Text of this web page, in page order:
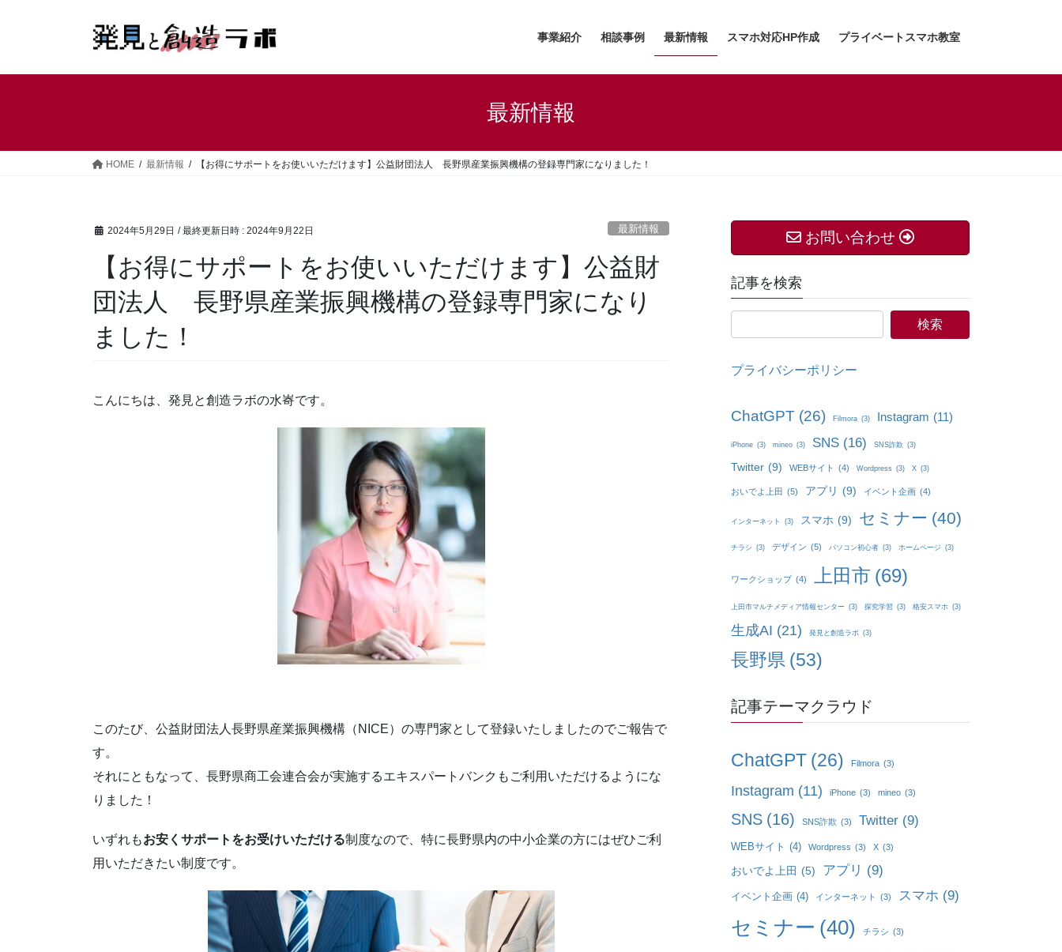
事業紹介 相談事例 最新情報 スマホ対応HP作成 プライベートスマホ教室
最新情報
HOME 最新情報 【お得にサポートをお使いいただけます】公益財団法人 長野県産業振興機構の登録専門家になりました！
2024年5月29日 / 最終更新日時 : 2024年9月22日 最新情報
【お得にサポートをお使いいただけます】公益財
団法人 長野県産業振興機構の登録専門家になり
ました！
こんにちは、発見と創造ラボの水㟢です。
このたび、公益財団法人長野県産業振興機構（NICE）の専門家として登録いたしましたのでご報告で
す。
それにともなって、長野県商工会連合会が実施するエキスパートバンクもご利用いただけるようにな
りました！
いずれもお安くサポートをお受けいただける制度なので、特に長野県内の中小企業の方にはぜひご利
用いただきたい制度です。
お問い合わせ
記事を検索
プライバシーポリシー
ChatGPT (26) Filmora (3) Instagram (11)
iPhone (3) mineo (3) SNS (16) SNS詐欺 (3)
Twitter (9) WEBサイト (4) Wordpress (3) X (3)
おいでよ上田 (5) アプリ (9) イベント企画 (4)
インターネット (3) スマホ (9) セミナー (40)
チラシ (3) デザイン (5) パソコン初心者 (3) ホームページ (3)
ワークショップ (4) 上田市 (69)
上田市マルチメディア情報センター (3) 探究学習 (3) 格安スマホ (3)
生成AI (21) 発見と創造ラボ (3)
長野県 (53)
記事テーマクラウド
ChatGPT (26) Filmora (3)
Instagram (11) iPhone (3) mineo (3)
SNS (16) SNS詐欺 (3) Twitter (9)
WEBサイト (4) Wordpress (3) X (3)
おいでよ上田 (5) アプリ (9)
イベント企画 (4) インターネット (3) スマホ (9)
セミナー (40) チラシ (3)